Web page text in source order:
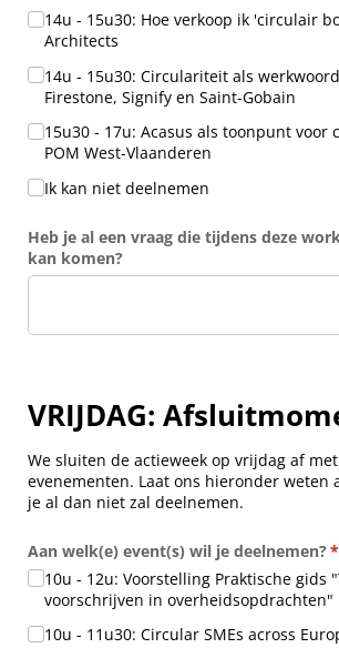
14u - 15u30: Hoe verkoop ik 'circulair
Architects
14u - 15u30: Circulariteit als
Firestone, Signify en Saint-Gobain
15u30 - 17u: Acasus als toonpunt voor
POM West-Vlaanderen
Ik kan niet deelnemen
Heb je al een vraag die tijdens deze
kan komen?
VRIJDAG:
We sluiten de actieweek op vrijdag af
evenementen. Laat ons hieronder weten
je al dan niet zal deelnemen.
Aan welk(e) event(s) wil je deelnemen?*
10u - 12u: Voorstelling Praktische gids
voorschrijven in overheidsopdrachten"
10u - 11u30: Circular SMEs across